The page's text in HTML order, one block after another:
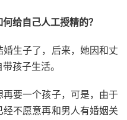
给自己人工授精的？
生子了，后来，她因和丈
孩子生活。
要一个孩子，可是，由于
不愿意再和男人有婚姻关